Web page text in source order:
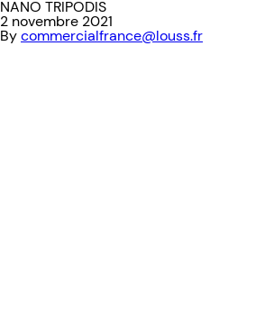
NANO TRIPODIS
2 novembre 2021
Bycommercialfrance@louss.fr